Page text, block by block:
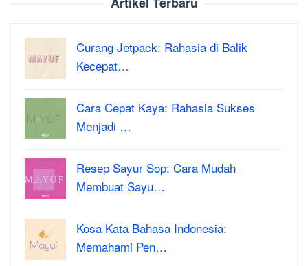
Curang Jetpack: Rahasia di Balik
Kecepat…
Cara Cepat Kaya: Rahasia Sukses
Menjadi …
Resep Sayur Sop: Cara Mudah
Membuat Sayu…
Kosa Kata Bahasa Indonesia:
Memahami Pen…